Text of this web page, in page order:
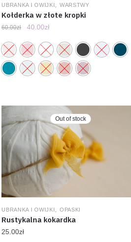
UBRANKA I OWIJKI , WARSTWY
Kołderka w złote kropki
60.00zł 40.00zł
Out of stock
UBRANKA I OWIJKI OPASKI
Rustykalna kokardka
25.00zł